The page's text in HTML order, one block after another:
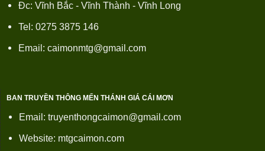
Đc: Vĩnh Bắc - Vĩnh Thành - Vĩnh Long
Tel: 0275 3875 146
Email: caimonmtg@gmail.com
BAN TRUYỀN THÔNG MẾN THÁNH GIÁ CÁI MƠN
Email: truyenthongcaimon@gmail.com
Website: mtgcaimon.com